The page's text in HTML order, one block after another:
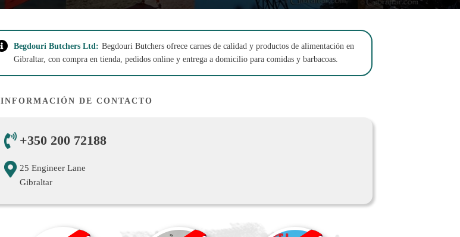
Begdouri Butchers Ltd: Begdouri Butchers ofrece carnes de calidad y productos de alimentación en
Gibraltar, con compra en tienda, pedidos online y entrega a domicilio para comidas y barbacoas.
INFORMACIÓN DE CONTACTO
+350 200 72188
25 Engineer Lane
Gibraltar